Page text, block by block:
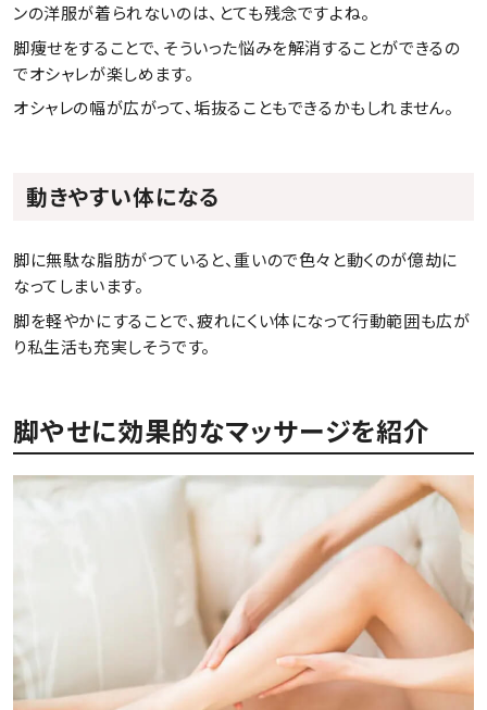
ンの洋服が着られないのは、とても残念ですよね。
脚痩せをすることで、そういった悩みを解消することができるの
でオシャレが楽しめます。
オシャレの幅が広がって、垢抜ることもできるかもしれません。
動きやすい体になる
脚に無駄な脂肪がつていると、重いので色々と動くのが億劫に
なってしまいます。
脚を軽やかにすることで、疲れにくい体になって行動範囲も広が
り私生活も充実しそうです。
脚やせに効果的なマッサージを紹介